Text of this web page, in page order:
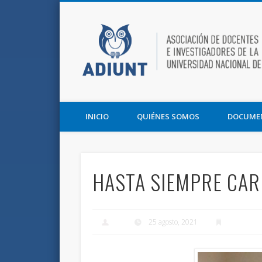
Asociación de Docentes e Investigadores de la UNT y la
INICIO QUIÉNES SOMOS
HASTA SIEMPRE
25 agosto, 2021